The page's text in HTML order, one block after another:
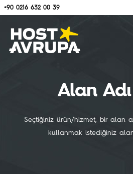
+90 0216 632 00 39
Alan
Seçtiğiniz ürün/hizmet, bir alan
kullanmak istediğiniz